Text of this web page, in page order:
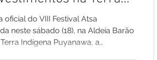
durante
VIII Festival Atsa
oficial do VIII Festival Atsa
neste sábado (18), na Aldeia Barão
Indígena Puyanawa, a